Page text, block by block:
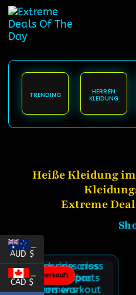
springen
TRENDING
HERREN
KLEIDUNG
Heiße Kleidung
Extreme
Ausverkauft
AUD $
CAD $